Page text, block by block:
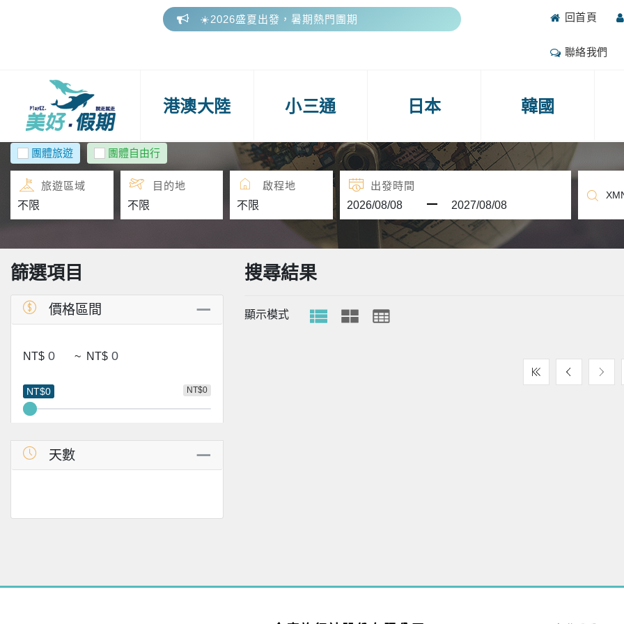
☀️2026盛夏出發，暑期熱門團期
🎁 美好假期參團好評抽好禮
回首頁
聯絡我們
港澳大陸 小三通 日本 韓國
團體旅遊 團體自由行
旅遊區域 目的地 啟程地 出發時間
篩選項目
價格區間
NT$ ~ NT$
NT$0
NT$0
天數
搜尋結果
顯示模式